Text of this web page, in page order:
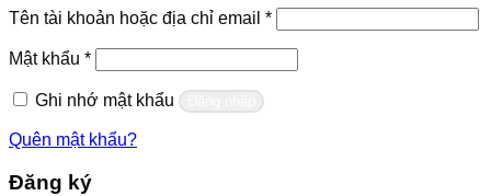
Tên tài khoản hoặc địa chỉ email *Bắt
buộc
Mật khẩu *Bắt
buộc
Ghi nhớ mật khẩu
Quên mật khẩu?
Đăng ký